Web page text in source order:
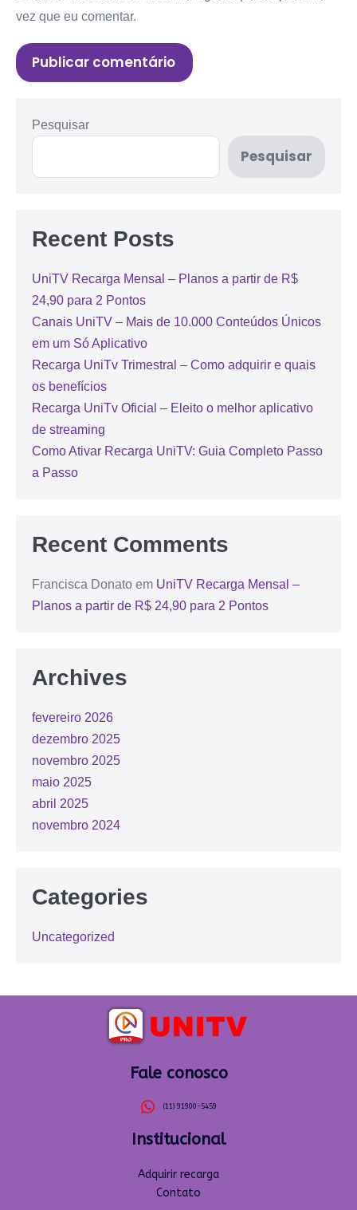
vez que eu comentar.
Pesquisar
Pesquisar
Recent Posts
UniTV Recarga Mensal – Planos a partir de R$
24,90 para 2 Pontos
Canais UniTV – Mais de 10.000 Conteúdos Únicos
em um Só Aplicativo
Recarga UniTv Trimestral – Como adquirir e quais
os benefícios
Recarga UniTv Oficial – Eleito o melhor aplicativo
de streaming
Como Ativar Recarga UniTV: Guia Completo Passo
a Passo
Recent Comments
Francisca Donato em UniTV Recarga Mensal –
Planos a partir de R$ 24,90 para 2 Pontos
Archives
fevereiro 2026
dezembro 2025
novembro 2025
maio 2025
abril 2025
novembro 2024
Categories
Uncategorized
Fale conosco
(11) 91900-5459
Institucional
Adquirir recarga
Contato